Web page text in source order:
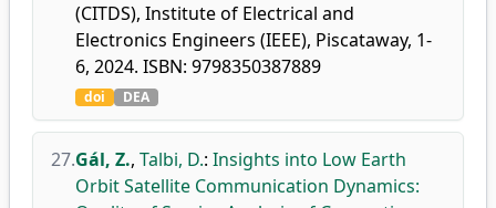
(CITDS), Institute of Electrical and
Electronics Engineers (IEEE), Piscataway, 1-
6, 2024. ISBN: 9798350387889
doi DEA
27.Gál, Z., Talbi, D.: Insights into Low Earth
Orbit Satellite Communication Dynamics: